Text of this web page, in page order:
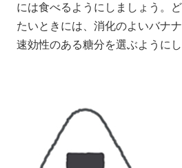
には食べるようにしましょう。
たいときには、消化のよいバナ
速効性のある糖分を選ぶようにし